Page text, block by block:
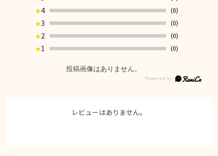
★4
(0)
★3
(0)
★2
(0)
★1 (0)
投稿画像はありません。
レビューはありません。